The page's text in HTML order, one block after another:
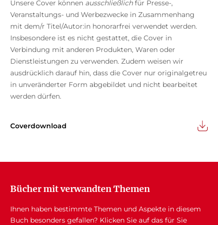
Unsere Cover können ausschließlichfür Presse-,
Veranstaltungs- und Werbezwecke in Zusammenhang
mit dem/r Titel/Autor:in honorarfrei verwendet werden.
Insbesondere ist es nicht gestattet, die Cover in
Verbindung mit anderen Produkten, Waren oder
Dienstleistungen zu verwenden. Zudem weisen wir
ausdrücklich darauf hin, dass die Cover nur originalgetreu
in unveränderter Form abgebildet und nicht bearbeitet
werden dürfen.
Coverdownload
Bücher mit verwandten Themen
Ihnen haben bestimmte Themen und Aspekte in diesem
Buch besonders gefallen? Klicken Sie auf das für Sie